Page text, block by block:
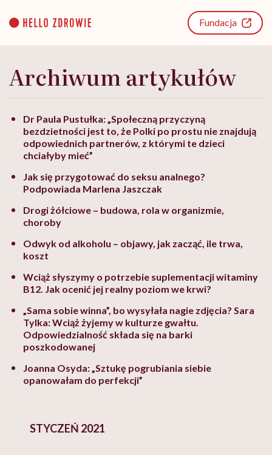
content
Fundacja
Archiwum artykułów
Dr Paula Pustułka: „Społeczną przyczyną
bezdzietności jest to, że Polki po prostu nie znajdują
odpowiednich partnerów, z którymi te dzieci
chciałyby mieć”
Jak się przygotować do seksu analnego?
Podpowiada Marlena Jaszczak
Drogi żółciowe – budowa, rola w organizmie,
choroby
Odwyk od alkoholu – objawy, jak zacząć, ile trwa,
koszt
Wciąż słyszymy o potrzebie suplementacji witaminy
B12. Jak ocenić jej realny poziom we krwi?
„Sama sobie winna”, bo wysyłała nagie zdjęcia? Sara
Tylka: Wciąż żyjemy w kulturze gwałtu.
Odpowiedzialność składa się na barki
poszkodowanej
Joanna Osyda: „Sztukę pogrubiania siebie
opanowałam do perfekcji”
STYCZEŃ 2021